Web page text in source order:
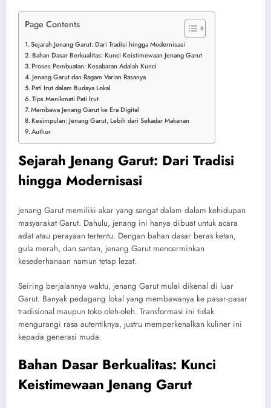
Page Contents
Sejarah Jenang Garut: Dari Tradisi hingga Modernisasi
Bahan Dasar Berkualitas: Kunci Keistimewaan Jenang Garut
Proses Pembuatan: Kesabaran Adalah Kunci
Jenang Garut dan Ragam Varian Rasanya
Pati Irut dalam Budaya Lokal
Tips Menikmati Pati Irut
Membawa Jenang Garut ke Era Digital
Kesimpulan: Jenang Garut, Lebih dari Sekadar Makanan
Author
Sejarah Jenang Garut: Dari Tradisi
hingga Modernisasi
Jenang Garut memiliki akar yang sangat dalam dalam kehidupan
masyarakat Garut. Dahulu, jenang ini hanya dibuat untuk acara
adat atau perayaan tertentu. Dengan bahan dasar beras ketan,
gula merah, dan santan, jenang Garut mencerminkan
kesederhanaan namun tetap lezat.
Seiring berjalannya waktu, jenang Garut mulai dikenal di luar
Garut. Banyak pedagang lokal yang membawanya ke pasar-pasar
tradisional maupun toko oleh-oleh. Transformasi ini tidak
mengurangi rasa autentiknya, justru memperkenalkan kuliner ini
kepada generasi muda.
Bahan Dasar Berkualitas: Kunci
Keistimewaan Jenang Garut